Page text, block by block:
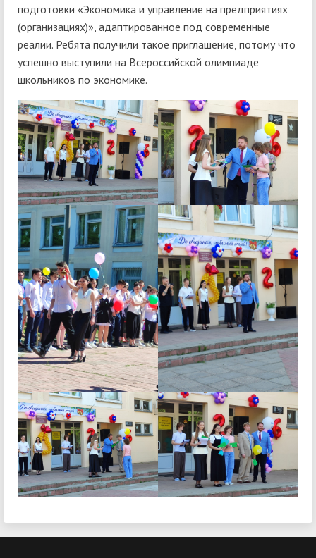
подготовки «Экономика и управление на предприятиях
(организациях)», адаптированное под современные
реалии. Ребята получили такое приглашение, потому что
успешно выступили на Всероссийской олимпиаде
школьников по экономике.